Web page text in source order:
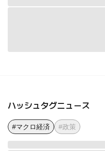
ハッシュタグニュース
#マクロ経済 #政策